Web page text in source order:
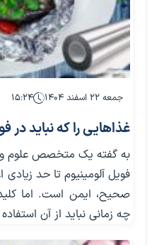
جمعه ۲۲ اسفند ۱۴۰۴ ۱۵:۲۴
غذاهایی را که نباید در
به گفته یک متخصص علوم و
فویل آلومینیوم تا حد
صحیح، ایمن است. اما
چه زمانی نباید از آن